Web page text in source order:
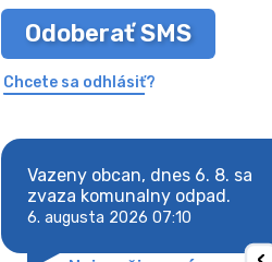
Odoberať SMS
Chcete sa odhlásiť?
Vazeny obcan, dnes 6. 8. sa
zvaza komunalny odpad.
6. augusta 2026 07:10